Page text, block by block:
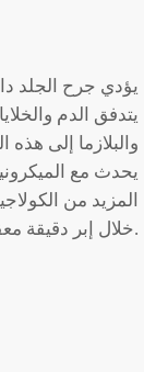
يؤدي جرح الجلد
يتدفق الدم
والبلازما إلى
يحدث مع
المزيد من
خلال إبر دقيقة معقمة.